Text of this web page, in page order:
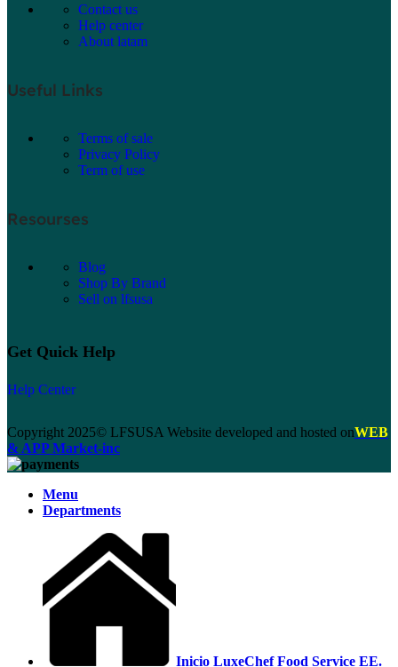
Contact us
Help center
About latam
Useful Links
Terms of sale
Privacy Policy
Term of use
Resourses
Blog
Shop By Brand
Sell on lfsusa
Get Quick Help
Help Center
Copyright 2025© LFSUSA Website developed and hosted onWEB
& APP Market-inc
Menu
Departments
Inicio LuxeChef Food Service EE.